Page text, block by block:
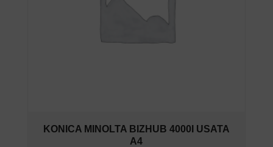
KONICA MINOLTA BIZHUB 4000I USATA
A4